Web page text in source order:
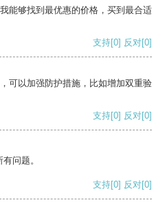
能够找到最优惠的价格，买到最合适
支持[0] 反对[0]
可以加强防护措施，比如增加双重验
支持[0] 反对[0]
问题。
支持[0] 反对[0]